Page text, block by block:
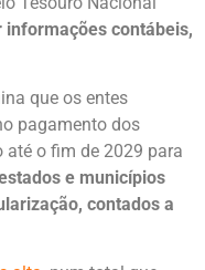
informações contábeis,
que os entes
pagamento dos
até o fim de 2029 para
e municípios
contados a